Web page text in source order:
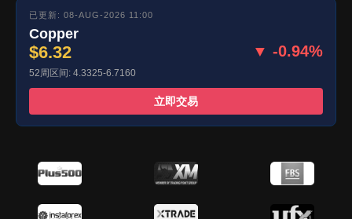
已更新: 08-AUG-2026 11:00
Copper
$6.32 ▼ -0.94%
52周区间: 4.3325-6.7160
立即交易